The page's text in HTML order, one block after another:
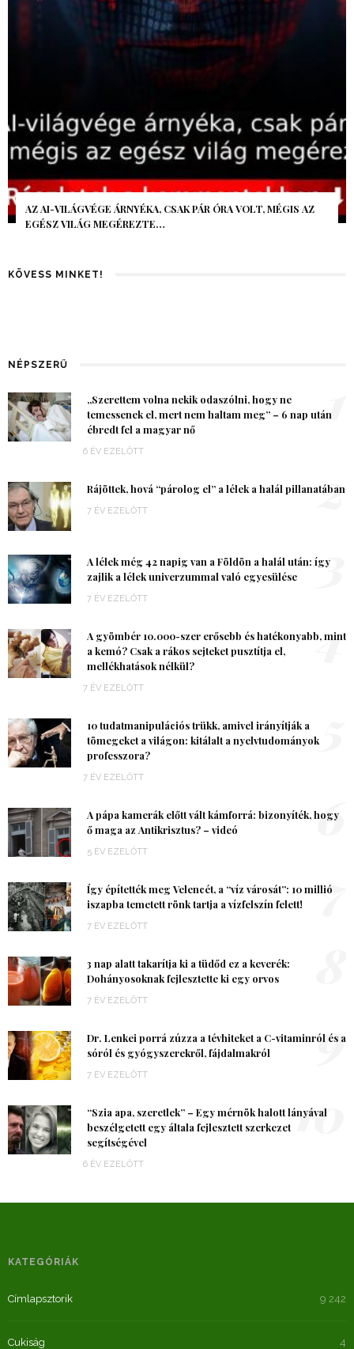
AZ AI-VILÁGVÉGE ÁRNYÉKA, CSAK PÁR ÓRA VOLT, MÉGIS AZ
EGÉSZ VILÁG MEGÉREZTE…
KÖVESS MINKET!
NÉPSZERŰ
„Szerettem volna nekik odaszólni, hogy ne
temessenek el, mert nem haltam meg” – 6 nap után
ébredt fel a magyar nő
6 ÉV EZELŐTT
1
Rájöttek, hová “párolog el” a lélek a halál pillanatában
7 ÉV EZELŐTT 2
A lélek még 42 napig van a Földön a halál után: így
zajlik a lélek univerzummal való egyesülése
7 ÉV EZELŐTT
3
A gyömbér 10.000-szer erősebb és hatékonyabb, mint
a kemó? Csak a rákos sejteket pusztítja el,
mellékhatások nélkül?
7 ÉV EZELŐTT
4
10 tudatmanipulációs trükk, amivel irányítják a
tömegeket a világon: kitálalt a nyelvtudományok
professzora?
7 ÉV EZELŐTT
A pápa kamerák előtt vált kámforrá: bizonyíték, hogy
ő maga az Antikrisztus? – videó
5 ÉV EZELŐTT
6
Így építették meg Velencét, a “víz városát”: 10 millió
iszapba temetett rönk tartja a vízfelszín felett!
7 ÉV EZELŐTT
7
3 nap alatt takarítja ki a tüdőd ez a keverék:
Dohányosoknak fejlesztette ki egy orvos
7 ÉV EZELŐTT
Dr. Lenkei porrá zúzza a tévhiteket a C-vitaminról és a
sóról és gyógyszerekről, fájdalmakról
7 ÉV EZELŐTT
9
“Szia apa, szeretlek” – Egy mérnök halott lányával
beszélgetett egy általa fejlesztett szerkezet
segítségével
6 ÉV EZELŐTT
10
KATEGÓRIÁK
Címlapsztorik 9 242
Cukiság 4